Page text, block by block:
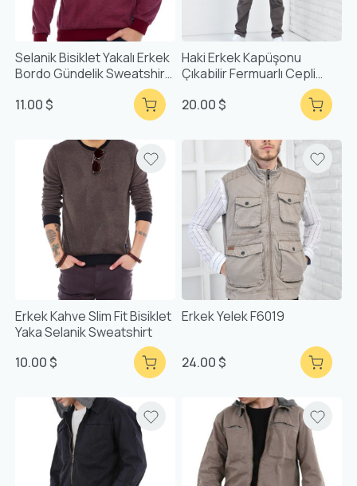
Selanik Bisiklet Yakalı Erkek
Bordo Gündelik Sweatshirt
11.00 $
Haki Erkek Kapüşonu
Çıkabilir Fermuarlı Cepli
Mevsimlik Mont F6038
20.00 $
Erkek Kahve Slim Fit Bisiklet
Yaka Selanik Sweatshirt
10.00 $
Erkek Yelek F6019
24.00 $